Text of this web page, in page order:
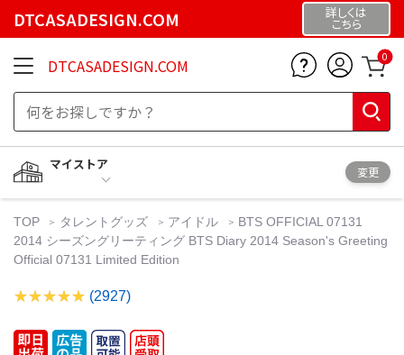
DTCASADESIGN.COM 詳しくは
こちら
DTCASADESIGN.COM 0
マイストア
変更
TOP タレントグッズ アイドル
BTS OFFICIAL 07131
2014 シーズングリーティング BTS Diary 2014 Season's Greeting
Official 07131 Limited Edition
(2927)